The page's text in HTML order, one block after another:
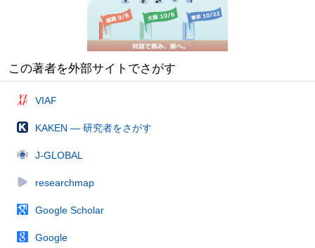
この著者を外部サイトでさがす
VIAF
KAKEN — 研究者をさがす
J-GLOBAL
researchmap
Google Scholar
Google